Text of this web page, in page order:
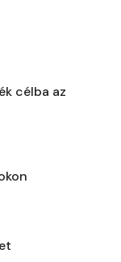
célba az